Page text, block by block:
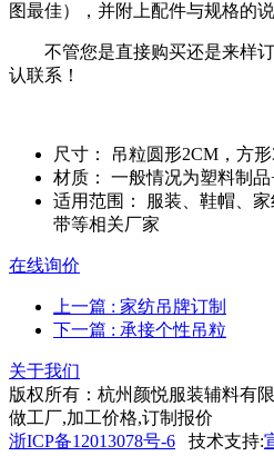
图最佳），并附上配件与规格的
不管您是直接购买还是来样订
认联系！
尺寸：
吊粒圆形2CM，方
材质：
一般情况为塑料制
适用范围：
服装、鞋帽、
带等相关厂家
在线询价
上一篇 : 家纺吊牌订制
下一篇 : 承接个性吊粒
关于我们
版权所有：杭州颜悦服装辅料有
做工厂,加工价格,订制报价
浙ICP备12013078号-6 技术支持: